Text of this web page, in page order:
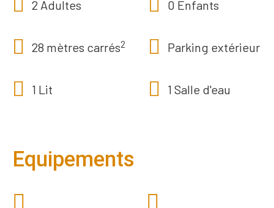
2 Adultes 0 Enfants
28 mètres carrés2 Parking extérieur
1 Lit 1 Salle d'eau
Equipements